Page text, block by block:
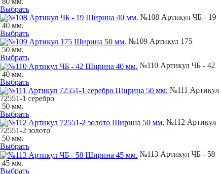
Выбрать
№108 Артикул ЧБ - 19
40 мм.
Выбрать
№109 Артикул 175
50 мм.
Выбрать
№110 Артикул ЧБ - 42
40 мм.
Выбрать
№111 Артикул
72551-1 серебро
50 мм.
Выбрать
№112 Артикул
72551-2 золото
50 мм.
Выбрать
№113 Артикул ЧБ - 58
45 мм.
Выбрать